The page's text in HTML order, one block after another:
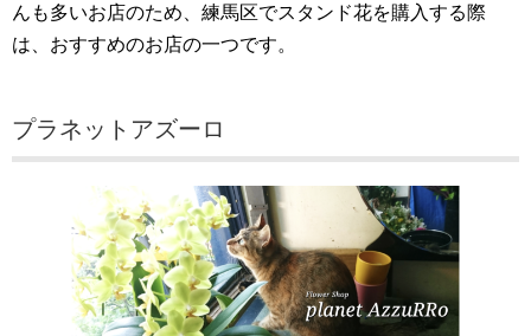
んも多いお店のため、練馬区でスタンド花を購入する際
は、おすすめのお店の一つです。
プラネットアズーロ